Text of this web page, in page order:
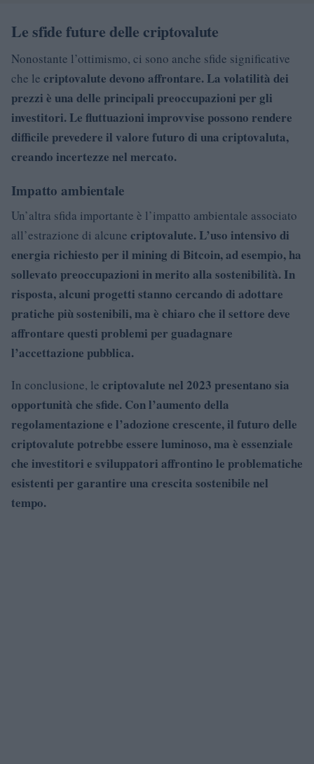
Le sfide future delle criptovalute
Nonostante l’ottimismo, ci sono anche sfide significative
che le criptovalute devono affrontare. La volatilità dei
prezzi è una delle principali preoccupazioni per gli
investitori. Le fluttuazioni improvvise possono rendere
difficile prevedere il valore futuro di una criptovaluta,
creando incertezze nel mercato.
Impatto ambientale
Un’altra sfida importante è l’impatto ambientale associato
all’estrazione di alcune criptovalute. L’uso intensivo di
energia richiesto per il mining di Bitcoin, ad esempio, ha
sollevato preoccupazioni in merito alla sostenibilità. In
risposta, alcuni progetti stanno cercando di adottare
pratiche più sostenibili, ma è chiaro che il settore deve
affrontare questi problemi per guadagnare
l’accettazione pubblica.
In conclusione, le criptovalute nel 2023 presentano sia
opportunità che sfide. Con l’aumento della
regolamentazione e l’adozione crescente, il futuro delle
criptovalute potrebbe essere luminoso, ma è essenziale
che investitori e sviluppatori affrontino le problematiche
esistenti per garantire una crescita sostenibile nel
tempo.